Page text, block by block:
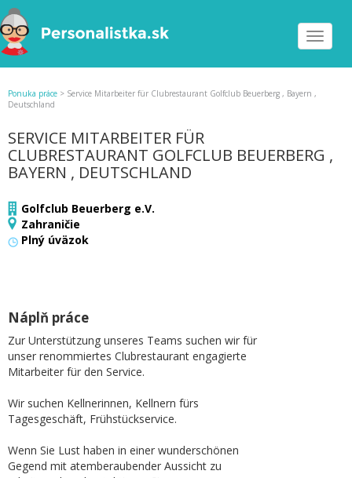
Toggle
Ponuka práce > Service Mitarbeiter für Clubrestaurant Golfclub Beuerberg , Bayern ,
Deutschland
SERVICE MITARBEITER FÜR
CLUBRESTAURANT GOLFCLUB BEUERBERG ,
BAYERN , DEUTSCHLAND
Golfclub Beuerberg e.V.
Zahraničie
Plný úväzok
Náplň práce
Zur Unterstützung unseres Teams suchen wir für
unser renommiertes Clubrestaurant engagierte
Mitarbeiter für den Service.
Wir suchen Kellnerinnen, Kellnern fürs
Tagesgeschäft, Frühstückservice.
Wenn Sie Lust haben in einer wunderschönen
Gegend mit atemberaubender Aussicht zu